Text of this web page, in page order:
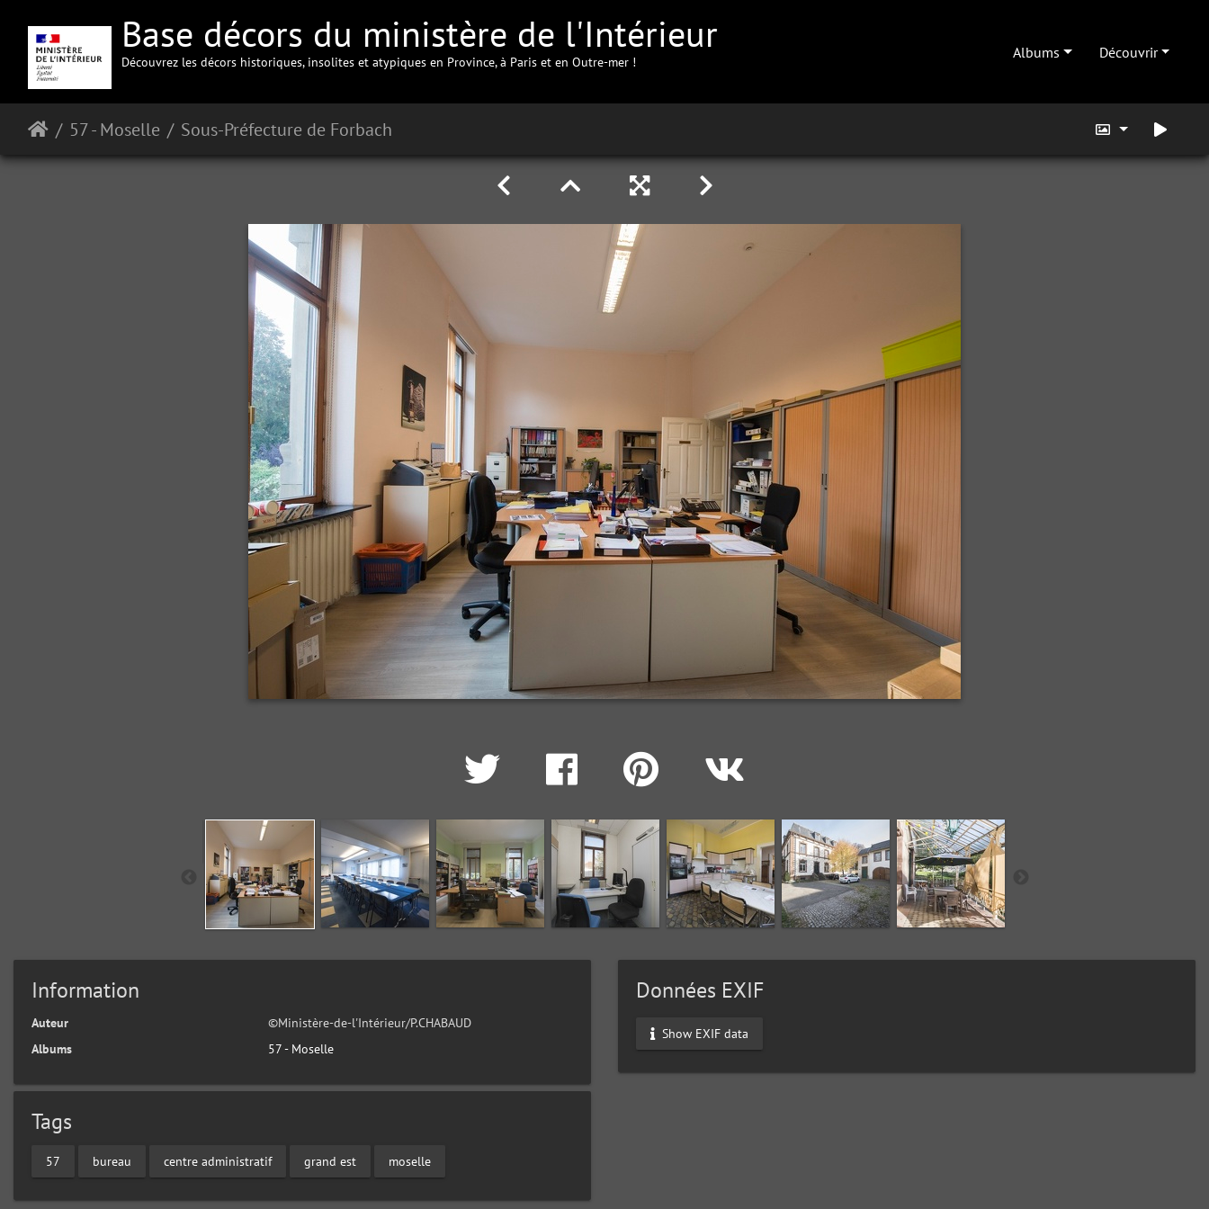
Base décors du ministère de l'Intérieur
Découvrez les décors historiques, insolites et atypiques en Province, à Paris et en Outre-mer !
Albums Découvrir
57 - Moselle Sous-Préfecture de Forbach
Information
Auteur
©Ministère-de-l'Intérieur/P.CHABAUD
Albums
57 - Moselle
Tags
57 bureau centre administratif grand est moselle
Données EXIF
Show EXIF data